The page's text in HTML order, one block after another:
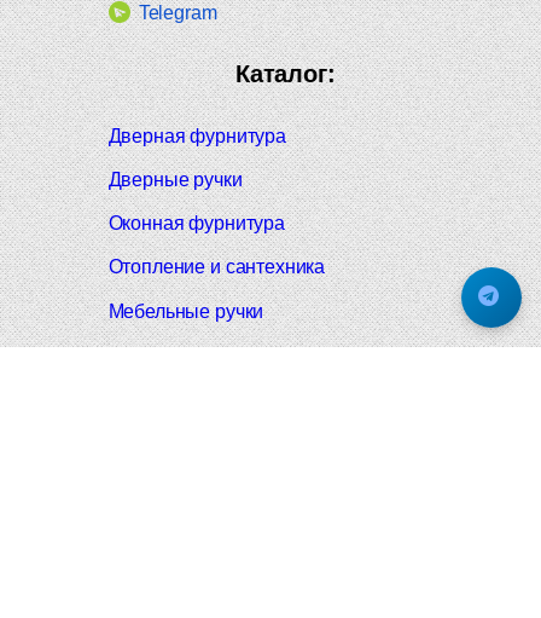
Telegram
Каталог:
Дверная фурнитура
Дверные ручки
Оконная фурнитура
Отопление и сантехника
Мебельные ручки